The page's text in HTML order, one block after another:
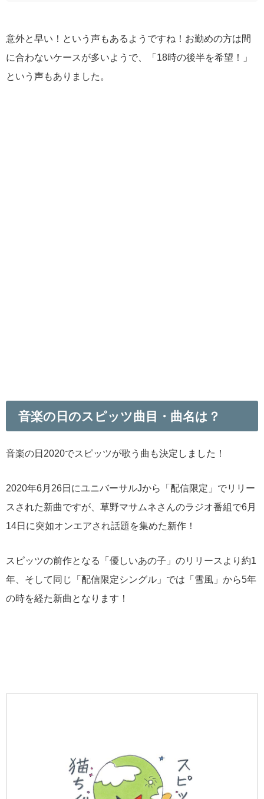
意外と早い！という声もあるようですね！お勤めの方は間
に合わないケースが多いようで、「18時の後半を希望！」
という声もありました。
音楽の日のスピッツ曲目・曲名は？
音楽の日2020でスピッツが歌う曲も決定しました！
2020年6月26日にユニバーサルJから「配信限定」でリリー
スされた新曲ですが、草野マサムネさんのラジオ番組で6月
14日に突如オンエアされ話題を集めた新作！
スピッツの前作となる「優しいあの子」のリリースより約1
年、そして同じ「配信限定シングル」では「雪風」から5年
の時を経た新曲となります！